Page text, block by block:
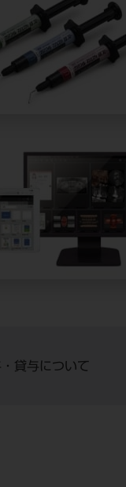
貸与について